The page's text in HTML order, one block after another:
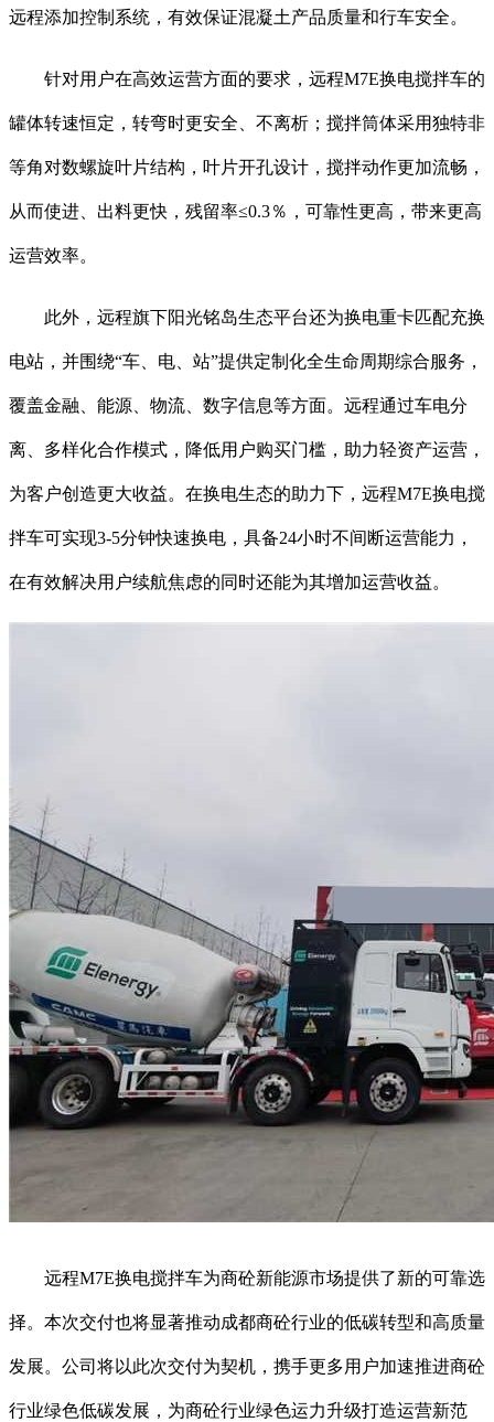
远程添加控制系统，有效保证混凝土产品质量和行车安全。
针对用户在高效运营方面的要求，远程M7E换电搅拌车的
罐体转速恒定，转弯时更安全、不离析；搅拌筒体采用独特非
等角对数螺旋叶片结构，叶片开孔设计，搅拌动作更加流畅，
从而使进、出料更快，残留率≤0.3％，可靠性更高，带来更高
运营效率。
此外，远程旗下阳光铭岛生态平台还为换电重卡匹配充换
电站，并围绕“车、电、站”提供定制化全生命周期综合服务，
覆盖金融、能源、物流、数字信息等方面。远程通过车电分
离、多样化合作模式，降低用户购买门槛，助力轻资产运营，
为客户创造更大收益。在换电生态的助力下，远程M7E换电搅
拌车可实现3-5分钟快速换电，具备24小时不间断运营能力，
在有效解决用户续航焦虑的同时还能为其增加运营收益。
远程M7E换电搅拌车为商砼新能源市场提供了新的可靠选
择。本次交付也将显著推动成都商砼行业的低碳转型和高质量
发展。公司将以此次交付为契机，携手更多用户加速推进商砼
行业绿色低碳发展，为商砼行业绿色运力升级打造运营新范